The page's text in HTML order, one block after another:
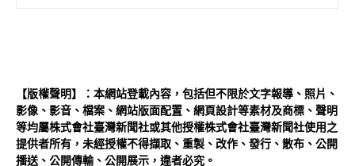
【版權聲明】：本網站登載內容，包括但不限於文字報導、照片、
影像、影音、檔案、網站版面配置、網頁設計等素材及商標、聲明
等均屬株式會社臺灣新聞社或其他授權株式會社臺灣新聞社使用之
提供者所有，未經授權不得擷取、重製、改作、發行、散布、公開
播送、公開傳輸、公開展示，違者必究。